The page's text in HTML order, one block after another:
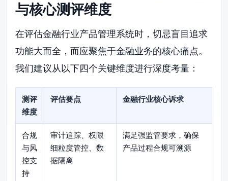
与核心测评维度
在评估金融行业产品管理系统时，切忌盲目追求
功能大而全，而应聚焦于金融业务的核心痛点。
我们建议从以下四个关键维度进行深度考量：
测评
维度
评估要点 金融行业核心诉求
合规
与风
控支
持
审计追踪、权限
细粒度管控、数
据隔离
满足强监管要求，确保
产品过程合规可溯源